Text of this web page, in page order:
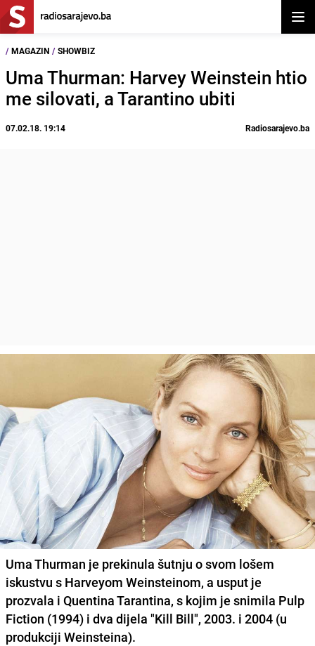
/ MAGAZIN / SHOWBIZ
Uma Thurman: Harvey Weinstein htio
me silovati, a Tarantino ubiti
07.02.18. 19:14 Radiosarajevo.ba
Uma Thurman je prekinula šutnju o svom lošem
iskustvu s Harveyom Weinsteinom, a usput je
prozvala i Quentina Tarantina, s kojim je snimila Pulp
Fiction (1994) i dva dijela "Kill Bill", 2003. i 2004 (u
produkciji Weinsteina).